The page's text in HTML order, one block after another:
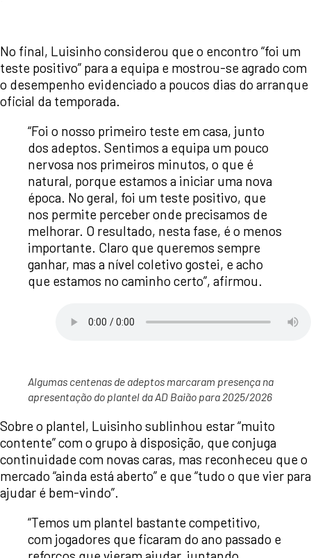
No final, Luisinho considerou que o encontro “foi um
teste positivo” para a equipa e mostrou-se agrado com
o desempenho evidenciado a poucos dias do arranque
oficial da temporada.
“Foi o nosso primeiro teste em casa, junto
dos adeptos. Sentimos a equipa um pouco
nervosa nos primeiros minutos, o que é
natural, porque estamos a iniciar uma nova
época. No geral, foi um teste positivo, que
nos permite perceber onde precisamos de
melhorar. O resultado, nesta fase, é o menos
importante. Claro que queremos sempre
ganhar, mas a nível coletivo gostei, e acho
que estamos no caminho certo”, afirmou.
Algumas centenas de adeptos marcaram presença na
apresentação do plantel da AD Baião para 2025/2026
Sobre o plantel, Luisinho sublinhou estar “muito
contente” com o grupo à disposição, que conjuga
continuidade com novas caras, mas reconheceu que o
mercado “ainda está aberto” e que “tudo o que vier para
ajudar é bem-vindo”.
“Temos um plantel bastante competitivo,
com jogadores que ficaram do ano passado e